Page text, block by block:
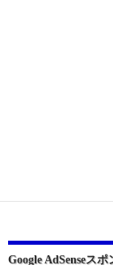
Google AdSenseス